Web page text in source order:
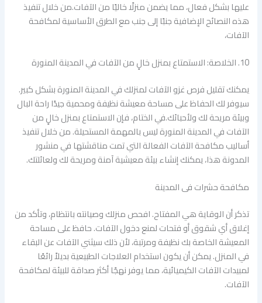
عليها بشكل فعال، مما يضمن منزلًا خاليًا من الآفات.من خلال تنفيذ
هذه النصائح الإضافية جنبًا إلى جنب مع الطرق الأساسية لمكافحة
الآفات،
10. الخلاصة: الاستمتاع بمنزل خالٍ من الآفات في المدينة المنورة
يمكنك تقليل فرص غزو الآفات لمنزلك في المدينة المنورة بشكل كبير.
سيوفر لك الحفاظ على مساحة معيشة نظيفة ومحمية جيدًا راحة البال
وبيئة مريحة لك ولأحبائك.في الختام، فإن الاستمتاع بمنزل خالٍ من
الآفات في المدينة المنورة ليس بالمهمة المستحيلة. من خلال تنفيذ
أساليب مكافحة الآفات الفعالة التي تمت مناقشتها في منشور
المدونة هذا، يمكنك إنشاء بيئة معيشية آمنة ومريحة لك ولعائلتك.
مكافحة حشرات فى المدينة
تذكر أن الوقاية هي المفتاح. افحص منزلك وصيانته بانتظام، وتأكد من
إغلاق أي شقوق أو فتحات لمنع دخول الآفات. حافظ على مساحة
المعيشة الخاصة بك نظيفة ومرتبة، لأن ذلك سيثني الآفات عن البقاء
في المنزل. يمكن أن يكون استخدام العلاجات الطبيعية بديلاً رائعًا
لمبيدات الآفات الكيميائية، مما يوفر نهجًا أكثر صداقة للبيئة لمكافحة
الآفات.